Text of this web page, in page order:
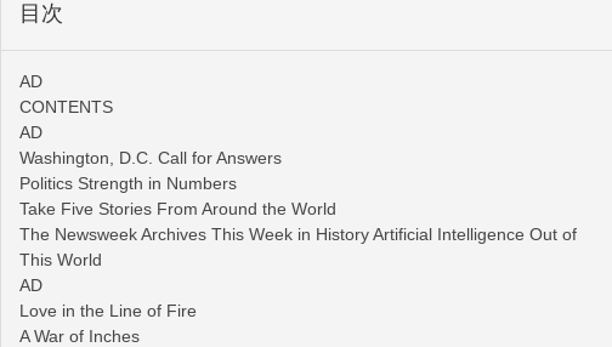
目次
AD
CONTENTS
AD
Washington, D.C. Call for Answers
Politics Strength in Numbers
Take Five Stories From Around the World
The Newsweek Archives This Week in History Artificial Intelligence Out of
This World
AD
Love in the Line of Fire
A War of Inches